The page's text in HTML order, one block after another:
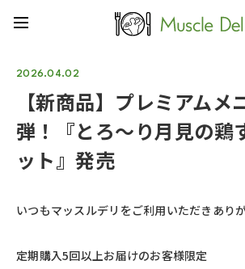
2026.04.02
【新商品】プレミアムメ
弾！『とろ～り月見の鶏
ット』発売
いつもマッスルデリをご利用いただきあり
定期購入5回以上お届けのお客様限定